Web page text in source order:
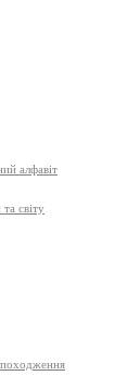
алфавіт
світу
походження